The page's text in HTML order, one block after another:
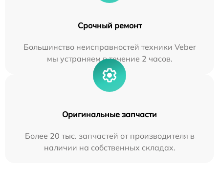
Срочный ремонт
Большинство неисправностей техники Veber
мы устраняем в течение 2 часов.
Оригинальные запчасти
Более 20 тыс. запчастей от производителя в
наличии на собственных складах.